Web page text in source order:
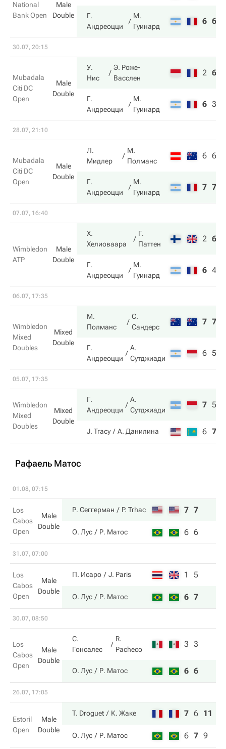
National
Bank Open
Male
Double
Г.
Андреоцци
М.
Гуинард
6 6
30.07, 20:15
Mubadala
Citi DC
Open
Male
Double
У.
Нис
Э. Роже-
Васслен
2 6
Г.
Андреоцци
М.
Гуинард
6 3
28.07, 21:10
Mubadala
Citi DC
Open
Male
Double
Л.
Мидлер
М.
Полманс
6 6
Г.
Андреоцци
М.
Гуинард
7 7
07.07, 16:40
Wimbledon
ATP
Male
Double
Х.
Хелиоваара
Г.
Паттен
2 6
Г.
Андреоцци
М.
Гуинард
6 4
06.07, 17:35
Wimbledon
Mixed
Doubles
Mixed
Double
М.
Полманс
С.
Сандерс
7 7
Г.
Андреоцци
А.
Сутджиади
6 5
05.07, 17:35
Wimbledon
Mixed
Doubles
Mixed
Double
Г.
Андреоцци
А.
Сутджиади
7 5
J. Tracy А. Данилина 6 7
Рафаель Матос
01.08, 07:15
Los
Cabos
Open
Male
Double
Р. Сеггерман P. Trhac 7 7
О. Лус Р. Матос 6 6
31.07, 07:00
Los
Cabos
Open
Male
Double
П. Исаро J. Paris 1 5
О. Лус Р. Матос 6 7
30.07, 08:50
Los
Cabos
Open
Male
Double
С.
Гонсалес
R.
Pacheco
3 3
О. Лус Р. Матос 6 6
26.07, 17:05
Estoril
Open
Male
Double
T. Droguet К. Жаке 7 6 11
О. Лус Р. Матос 6 7 9